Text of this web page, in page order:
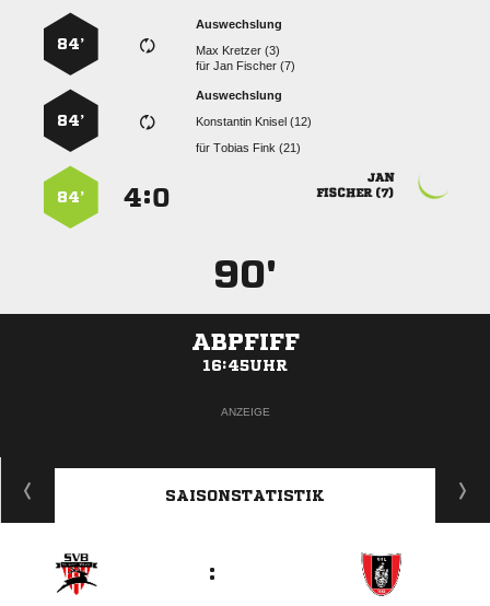
Auswechslung
  
für  
84’
Auswechslung
  
für  
84’

 
:
84’
90'
ABPFIFF
16:45UHR
ANZEIGE
SAISONSTATISTIK
: